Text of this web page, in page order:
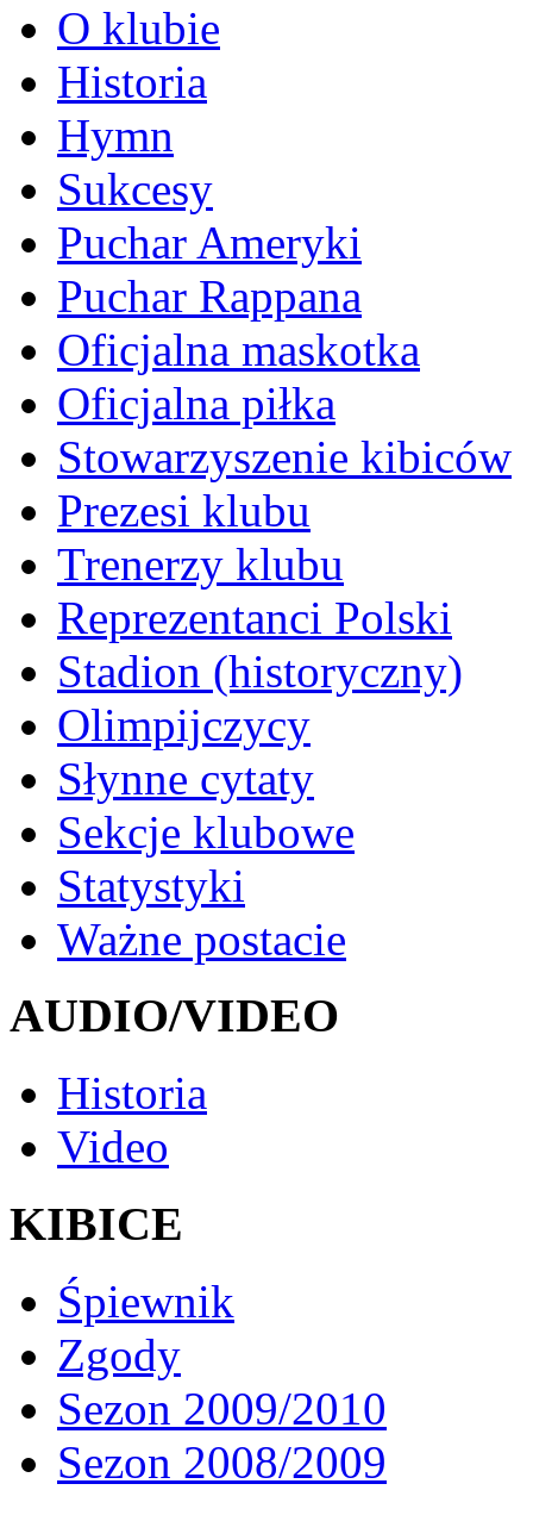
O klubie
Historia
Hymn
Sukcesy
Puchar Ameryki
Puchar Rappana
Oficjalna maskotka
Oficjalna piłka
Stowarzyszenie kibiców
Prezesi klubu
Trenerzy klubu
Reprezentanci Polski
Stadion (historyczny)
Olimpijczycy
Słynne cytaty
Sekcje klubowe
Statystyki
Ważne postacie
AUDIO/VIDEO
Historia
Video
KIBICE
Śpiewnik
Zgody
Sezon 2009/2010
Sezon 2008/2009